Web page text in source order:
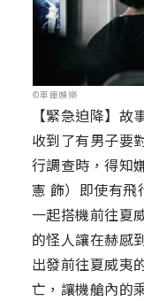
©車庫娛樂
【緊急迫降】故
收到了有男子要
行調查時，得知
憲 飾）即使有
一起搭機前往夏
的怪人讓在赫感
出發前往夏威夷
亡，讓機艙內的